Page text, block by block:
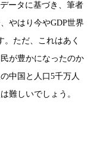
ータに基づき、筆者
やはり今やGDP世界
ただ、これはあく
が豊かになったのか
中国と人口5千万人
難しいでしょう。